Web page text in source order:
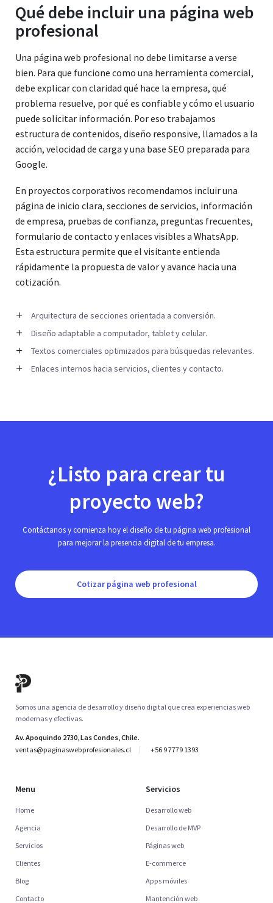
Qué debe incluir una página web
profesional
Una página web profesional no debe limitarse a verse
bien. Para que funcione como una herramienta comercial,
debe explicar con claridad qué hace la empresa, qué
problema resuelve, por qué es confiable y cómo el usuario
puede solicitar información. Por eso trabajamos
estructura de contenidos, diseño responsive, llamados a la
acción, velocidad de carga y una base SEO preparada para
Google.
En proyectos corporativos recomendamos incluir una
página de inicio clara, secciones de servicios, información
de empresa, pruebas de confianza, preguntas frecuentes,
formulario de contacto y enlaces visibles a WhatsApp.
Esta estructura permite que el visitante entienda
rápidamente la propuesta de valor y avance hacia una
cotización.
Arquitectura de secciones orientada a conversión.
Diseño adaptable a computador, tablet y celular.
Textos comerciales optimizados para búsquedas relevantes.
Enlaces internos hacia servicios, clientes y contacto.
¿Listo para crear tu
proyecto web?
Contáctanos y comienza hoy el diseño de tu página web profesional
para mejorar la presencia digital de tu empresa.
Cotizar página web profesional
Somos una agencia de desarrollo y diseño digital que crea experiencias web
modernas y efectivas.
Av. Apoquindo 2730, Las Condes, Chile.
ventas@paginaswebprofesionales.cl
+56 9 7779 1393
Menu
Home
Agencia
Servicios
Clientes
Blog
Contacto
Servicios
Desarrollo web
Desarrollo de MVP
Páginas web
E-commerce
Apps móviles
Mantención web